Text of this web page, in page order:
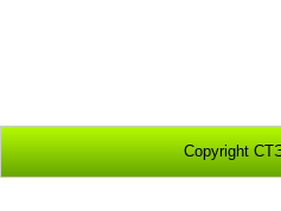
Copyright